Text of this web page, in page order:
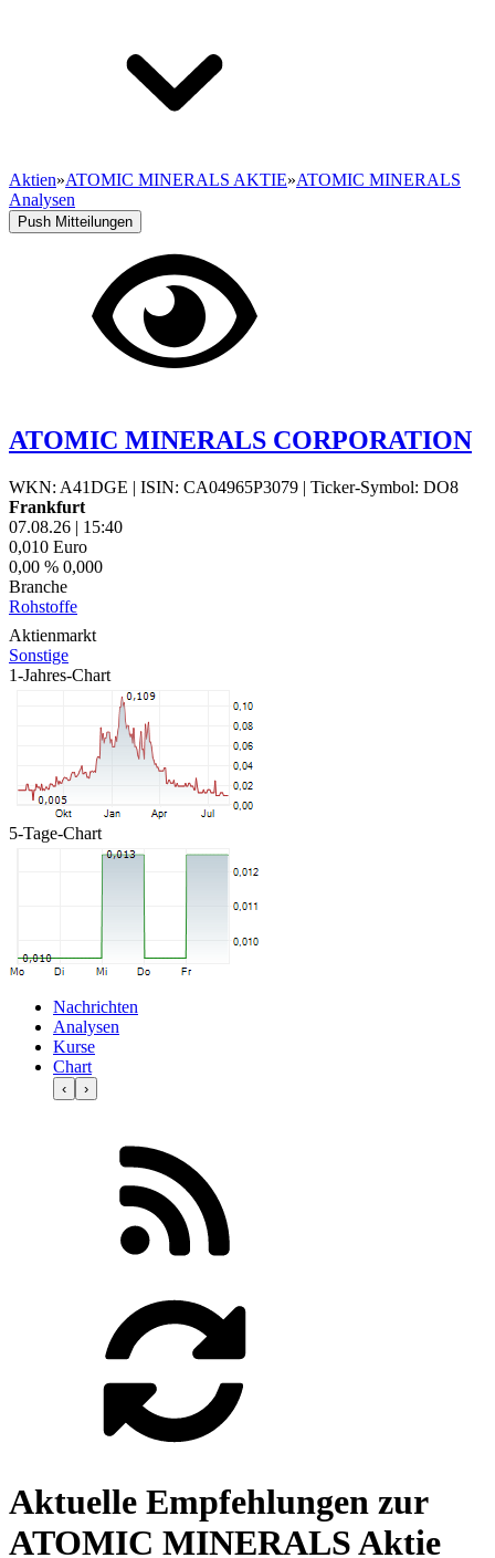
Aktien»ATOMIC MINERALS AKTIE»ATOMIC MINERALS
Analysen
Push Mitteilungen
ATOMIC MINERALS CORPORATION
WKN: A41DGE | ISIN: CA04965P3079 | Ticker-Symbol: DO8
Frankfurt
07.08.26 | 15:40
0,010 Euro
0,00 % 0,000
Branche
Rohstoffe
Aktienmarkt
Sonstige
1-Jahres-Chart
5-Tage-Chart
Nachrichten
Analysen
Kurse
Chart
‹ ›
Aktuelle Empfehlungen zur
ATOMIC MINERALS Aktie